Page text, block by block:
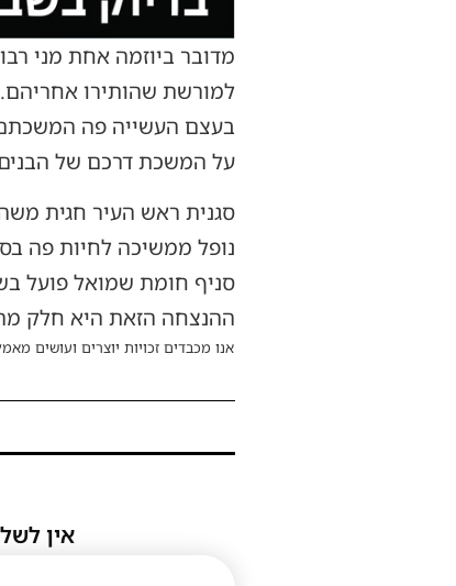
מדובר ביוזמה אחת מני
למורשת שהותירו
בעצם העשייה פה
על המשכת דרכם של
סגנית ראש העיר חגית
נופל ממשיכה לחיות פה
סניף חומת שמואל פועל
ההנצחה הזאת היא חלק
אנו מכבדים זכויות יוצרים ועושים
אין